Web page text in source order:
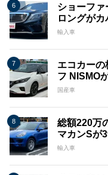
ショーフ
ロングがカ
輸入車
エコカー
フ NISMO
国産車
総額220万
マカンSが
輸入車